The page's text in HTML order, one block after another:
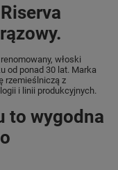
renomowany, włoski
od ponad 30 lat. Marka
rzemieślniczą z
i linii produkcyjnych.
to wygodna